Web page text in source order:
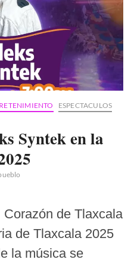
ESPECTACULOS
Syntek en la
de Tlaxcala
de Tlaxcala 2025
la música se